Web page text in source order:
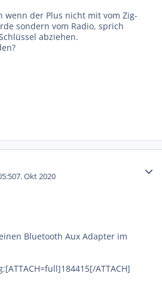
wenn der Plus nicht mit vom Zig-
sondern vom Radio, sprich
abziehen.
7. Okt 2020
Bluetooth Aux Adapter im
ATTACH]